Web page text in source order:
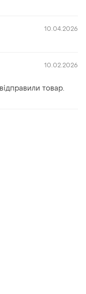
10.04.2026
10.02.2026
товар.